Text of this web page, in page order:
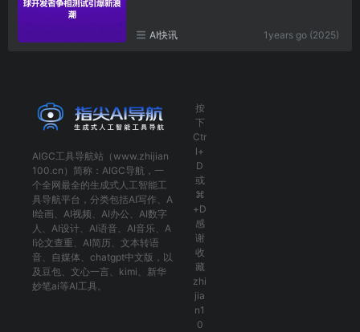
AI快讯 1years go (2025)
AIGC工具导航站（www.zhijian
100.cn）简称： AIGC导航 ，一
个全网最全的生成式人工智能工
具导航平台，分类包括AI写作 、 A
I绘画 、 AI视频 、 AI办公 、 AI数字
人 、 AI设计、 AI语音、 AI音乐、 A
I论文查重 、 AI简历 、 文本转语
音、 自媒体 、 chatgpt中文版 ，以
及 豆包、 文心一言 、 kimi 、 新华
妙笔ai等AI工具。
按
下
Ctr
l+
D
或
⌘
+D
感
谢
收
藏
zhi
jia
n1
0